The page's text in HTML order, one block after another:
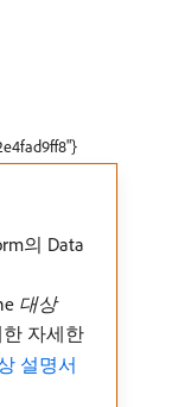
의 Data
대상
자세한
설명서